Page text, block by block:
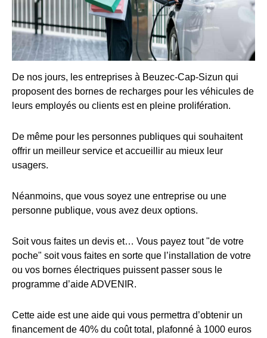
De nos jours, les entreprises à Beuzec-Cap-Sizun qui
proposent des bornes de recharges pour les véhicules de
leurs employés ou clients est en pleine prolifération.
De même pour les personnes publiques qui souhaitent
offrir un meilleur service et accueillir au mieux leur
usagers.
Néanmoins, que vous soyez une entreprise ou une
personne publique, vous avez deux options.
Soit vous faites un devis et… Vous payez tout "de votre
poche" soit vous faites en sorte que l’installation de votre
ou vos bornes électriques puissent passer sous le
programme d’aide ADVENIR.
Cette aide est une aide qui vous permettra d’obtenir un
financement de 40% du coût total, plafonné à 1000 euros